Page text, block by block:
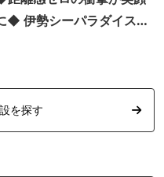
◆ 伊勢シーパラダイス公
を探す